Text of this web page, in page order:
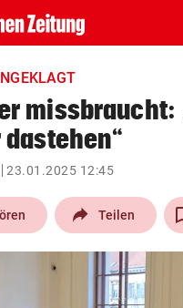
missbraucht:
dastehen“
23.01.2025 12:45
Teilen